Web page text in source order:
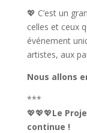
💖 C’est un
celles et ceux
événement
artistes, aux
Nous allons
***
💖💖💖Le
continue !